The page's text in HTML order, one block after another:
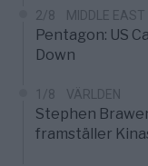
2/8 MIDDLE EAST
Pentagon: US
Down
1/8 VÄRLDEN
Stephen
framställer